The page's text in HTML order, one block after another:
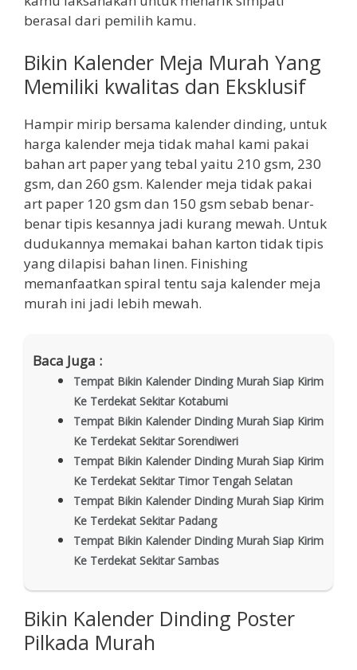
berasal dari pemilih kamu.
Bikin Kalender Meja Murah Yang
Memiliki kwalitas dan Eksklusif
Hampir mirip bersama kalender dinding, untuk
harga kalender meja tidak mahal kami pakai
bahan art paper yang tebal yaitu 210 gsm, 230
gsm, dan 260 gsm. Kalender meja tidak pakai
art paper 120 gsm dan 150 gsm sebab benar-
benar tipis kesannya jadi kurang mewah. Untuk
dudukannya memakai bahan karton tidak tipis
yang dilapisi bahan linen. Finishing
memanfaatkan spiral tentu saja kalender meja
murah ini jadi lebih mewah.
Baca Juga :
Tempat Bikin Kalender Dinding Murah Siap Kirim
Ke Terdekat Sekitar Kotabumi
Tempat Bikin Kalender Dinding Murah Siap Kirim
Ke Terdekat Sekitar Sorendiweri
Tempat Bikin Kalender Dinding Murah Siap Kirim
Ke Terdekat Sekitar Timor Tengah Selatan
Tempat Bikin Kalender Dinding Murah Siap Kirim
Ke Terdekat Sekitar Padang
Tempat Bikin Kalender Dinding Murah Siap Kirim
Ke Terdekat Sekitar Sambas
Bikin Kalender Dinding Poster
Pilkada Murah